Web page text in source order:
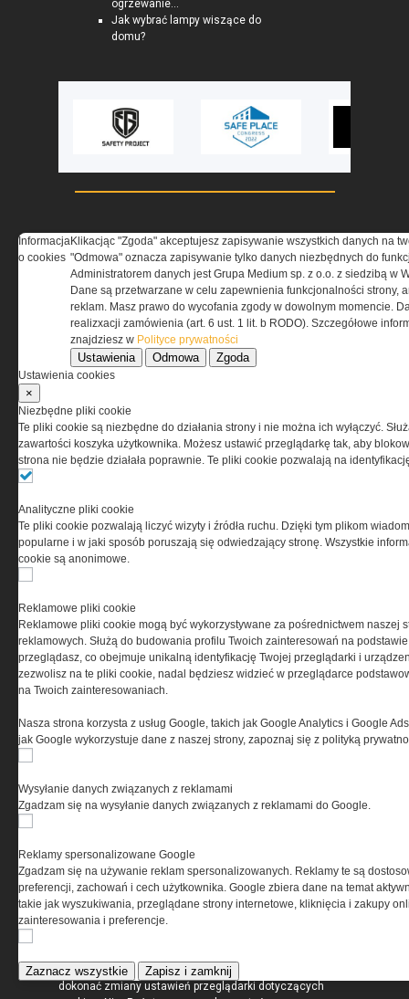
ogrzewanie...
Jak wybrać lampy wiszące do
domu?
O NAS
Codzienne źródło informacji o taktyce, szkoleniu,
i wyposażeniu jednostek specjalnych w kraju i na świecie.
REGULAMIN
Regulamin określa zasady korzystania z portalu
www.special-ops.pl
Korzystanie z portalu jest równoznaczne
z zaakceptowaniem warunków ustanowionych
przez Grupa MEDIUM Spółka z ograniczoną
odpowiedzialnością Spółka komandytowa, nr KRS:
0000537655, NIP 1132860378, REGON 146393437
(zwana dalej Grupa MEDIUM) w postaci Regulaminu.
Przeczytaj regulamin
Ta witryna wykorzystuje pliki cookies do przechowywania
informacji na Twoim komputerze. Pliki cookies stosujemy
w celu świadczenia usług na najwyższym poziomie,
w tym w sposób dostosowany do indywidualnych potrzeb.
urządzeniu końcowym. W każdym momencie możesz
dokonać zmiany ustawień przeglądarki dotyczących
Informacja
o cookies
Klikacjąc "Zgoda" akceptujesz zapisywanie wszystkich danych na
"Odmowa" oznacza zapisywanie tylko danych niezbędnych do
Administratorem danych jest Grupa Medium sp. z o.o. z siedzibą w
Dane są przetwarzane w celu zapewnienia funkcjonalności strony,
reklam. Masz prawo do wycofania zgody w dowolnym momencie.
realizxacji zamówienia (art. 6 ust. 1 lit. b RODO). Szczegółowe
znajdziesz w Polityce prywatności
Ustawienia Odmowa Zgoda
Ustawienia cookies
×
Niezbędne pliki cookie
Te pliki cookie są niezbędne do działania strony i nie można ich wyłączyć.
zawartości koszyka użytkownika. Możesz ustawić przeglądarkę tak, aby
strona nie będzie działała poprawnie. Te pliki cookie pozwalają na
Analityczne pliki cookie
Te pliki cookie pozwalają liczyć wizyty i źródła ruchu. Dzięki tym plikom
popularne i w jaki sposób poruszają się odwiedzający stronę. Wszystkie
cookie są anonimowe.
Reklamowe pliki cookie
Reklamowe pliki cookie mogą być wykorzystywane za pośrednictwem naszej
reklamowych. Służą do budowania profilu Twoich zainteresowań na
przeglądasz, co obejmuje unikalną identyfikację Twojej przeglądarki i
zezwolisz na te pliki cookie, nadal będziesz widzieć w przeglądarce
na Twoich zainteresowaniach.
Nasza strona korzysta z usług Google, takich jak Google Analytics i Google
jak Google wykorzystuje dane z naszej strony, zapoznaj się z polityką
Wysyłanie danych związanych z reklamami
Zgadzam się na wysyłanie danych związanych z reklamami do Google.
Reklamy spersonalizowane Google
Zgadzam się na używanie reklam spersonalizowanych. Reklamy te są
preferencji, zachowań i cech użytkownika. Google zbiera dane na temat
takie jak wyszukiwania, przeglądane strony internetowe, kliknięcia i zakupy
zainteresowania i preferencje.
Zaznacz wszystkie Zapisz i zamknij